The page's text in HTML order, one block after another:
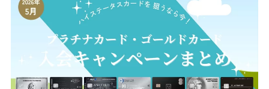
クレカ積立ランキング
NISA 投資信託ランキング
ふるさと納税 返礼品ランキング
CAMPAIGN
ハイステータスカード 入会キャンペーン